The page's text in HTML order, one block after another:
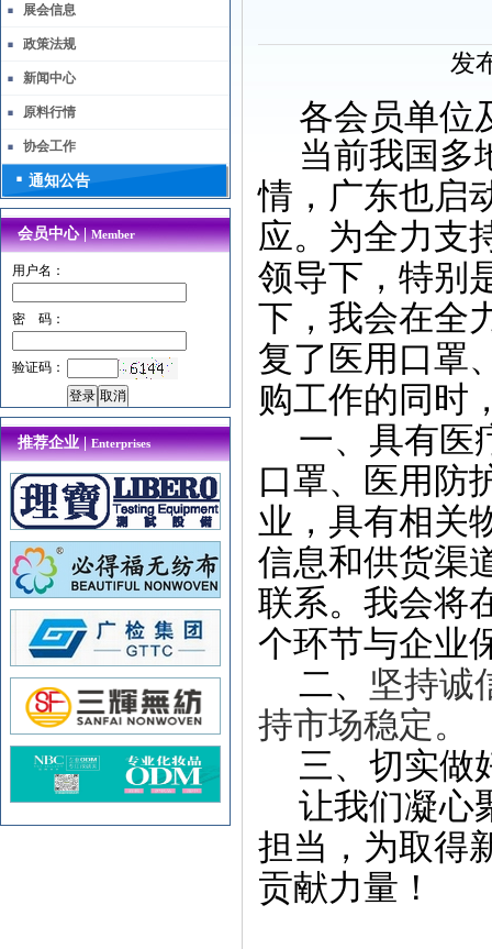
发
各会员单位
当前我国多
情，广东也启
应。为全力支
领导下，特别
下，我会在全
复了医用口罩
购工作的同时
一、具有医
口罩、医用防
业，具有相关
信息和供货渠
联系。我会将
个环节与企业
二、 坚持诚
持市场稳定。
三、切实做
让我们凝心
担当，为取得
贡献力量！
展会信息
政策法规
新闻中心
原料行情
协会工作
通知公告
会员中心 |Member
用户名：
密 码：
验证码：
推荐企业 |Enterprises